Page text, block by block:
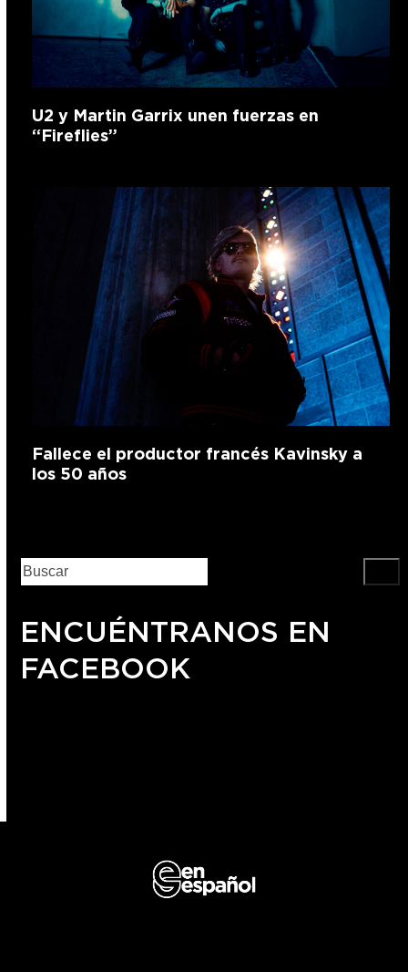
U2 y Martin Garrix unen fuerzas en
“Fireflies”
Fallece el productor francés Kavinsky a
los 50 años
ENCUÉNTRANOS EN
FACEBOOK